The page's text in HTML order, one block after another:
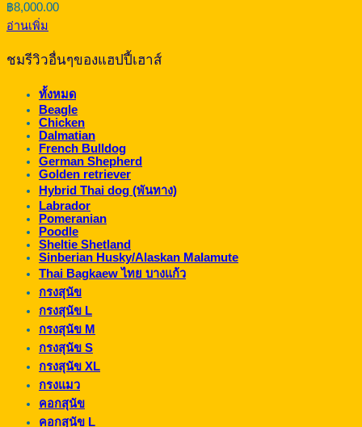
฿8,000.00
อ่านเพิ่ม
ชมรีวิวอื่นๆของแฮปปี้เฮาส์
ทั้งหมด
Beagle
Chicken
Dalmatian
French Bulldog
German Shepherd
Golden retriever
Hybrid Thai dog (พันทาง)
Labrador
Pomeranian
Poodle
Sheltie Shetland
Sinberian Husky/Alaskan Malamute
Thai Bagkaew ไทย บางแก้ว
กรงสุนัข
กรงสุนัข L
กรงสุนัข M
กรงสุนัข S
กรงสุนัข XL
กรงแมว
คอกสุนัข
คอกสุนัข L